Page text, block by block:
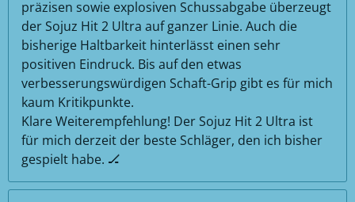
präzisen sowie explosiven Schussabgabe überzeugt
der Sojuz Hit 2 Ultra auf ganzer Linie. Auch die
bisherige Haltbarkeit hinterlässt einen sehr
positiven Eindruck. Bis auf den etwas
verbesserungswürdigen Schaft-Grip gibt es für mich
kaum Kritikpunkte.
Klare Weiterempfehlung! Der Sojuz Hit 2 Ultra ist
für mich derzeit der beste Schläger, den ich bisher
gespielt habe. 🏒